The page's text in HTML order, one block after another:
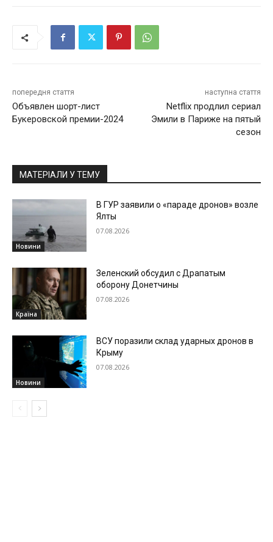
попередня стаття
Объявлен шорт-лист
Букеровской премии-2024
наступна стаття
Netflix продлил сериал
Эмили в Париже на пятый
сезон
МАТЕРІАЛИ У ТЕМУ
Новини
В ГУР заявили о «параде дронов» возле
Ялты
07.08.2026
Країна
Зеленский обсудил с Драпатым
оборону Донетчины
07.08.2026
Новини
ВСУ поразили склад ударных дронов в
Крыму
07.08.2026